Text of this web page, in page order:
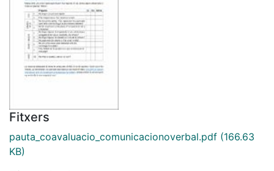
Fitxers
pauta_coavaluacio_comunicacionoverbal.pdf (166.63
KB)